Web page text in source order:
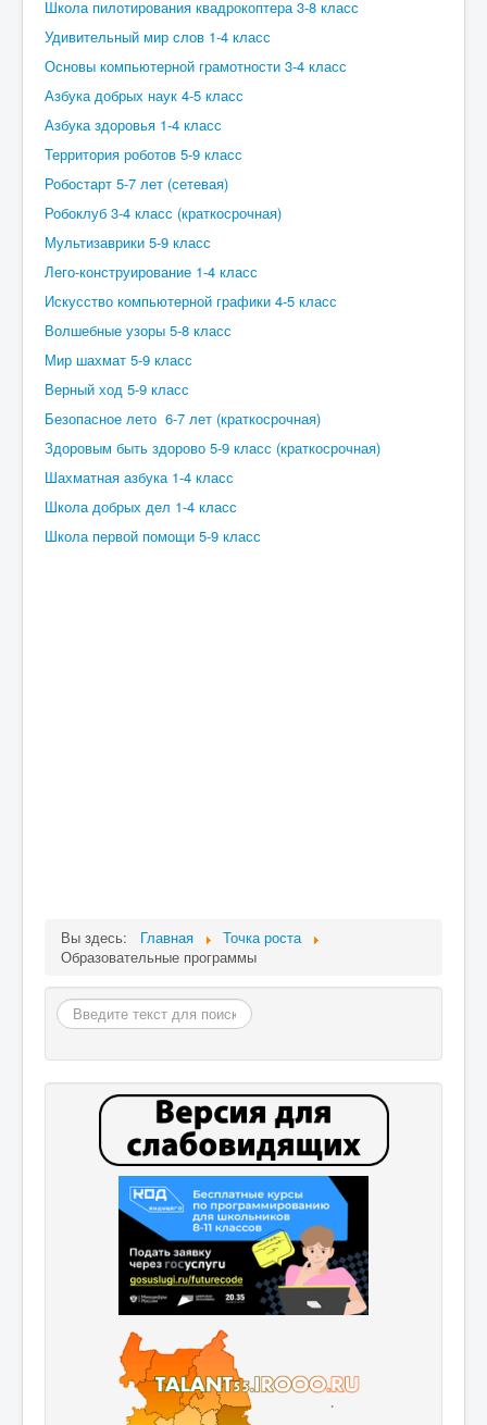
Школа пилотирования квадрокоптера 3-8 класс
Удивительный мир слов 1-4 класс
Основы компьютерной грамотности 3-4 класс
Азбука добрых наук 4-5 класс
Азбука здоровья 1-4 класс
Территория роботов 5-9 класс
Робостарт 5-7 лет (сетевая)
Робоклуб 3-4 класс (краткосрочная)
Мультизаврики 5-9 класс
Лего-конструирование 1-4 класс
Искусство компьютерной графики 4-5 класс
Волшебные узоры 5-8 класс
Мир шахмат 5-9 класс
Верный ход 5-9 класс
Безопасное лето 6-7 лет (краткосрочная)
Здоровым быть здорово 5-9 класс (краткосрочная)
Шахматная азбука 1-4 класс
Школа добрых дел 1-4 класс
Школа первой помощи 5-9 класс
Вы здесь: Главная
Точка роста
Образовательные программы
Поиск